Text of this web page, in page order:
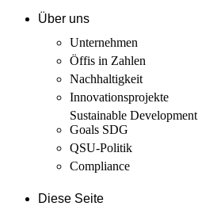
Über uns
Unternehmen
Öffis in Zahlen
Nachhaltigkeit
Innovations­projekte
Sustainable Development
Goals SDG
QSU-Politik
Compliance
Diese Seite